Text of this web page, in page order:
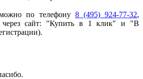
по телефону 8 (495) 924-77-32,
сайт: "Купить в 1 клик" и "В